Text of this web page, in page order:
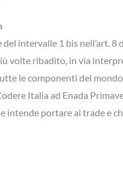
intervalle 1 bis nell’art.
volte ribadito, in via
le componenti del
Italia ad Enada
intende portare al trade e